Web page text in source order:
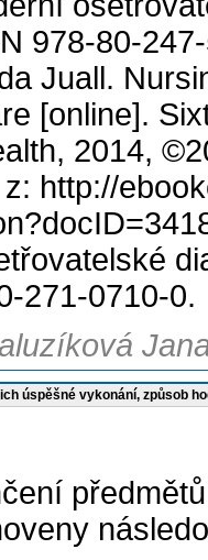
978-80-
Juall.
[online].
2014,
http://
271-0710-0.
úspěšné vykonání, způsob